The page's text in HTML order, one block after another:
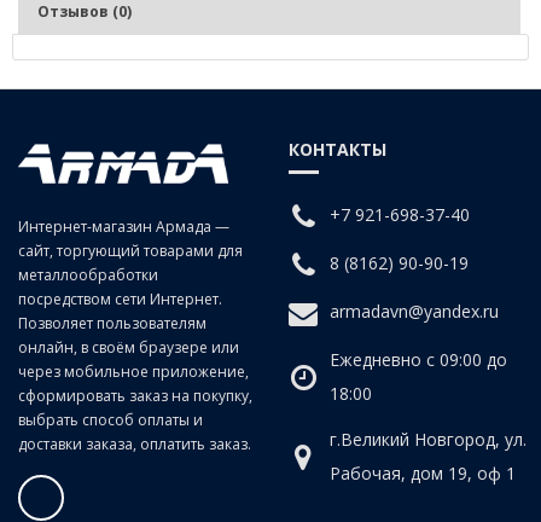
Отзывов (0)
Нарезание и калибрование метрической внутренней резьбы в
заготовках изделиях из чугунов, сталей средней и низкой
твердости, цветных сплавов.
Для сквозных отверстий.
Интернет-магазин Армада —
сайт, торгующий товарами для
металлообработки
посредством сети Интернет.
Позволяет пользователям
онлайн, в своём браузере или
через мобильное приложение,
сформировать заказ на покупку,
выбрать способ оплаты и
доставки заказа, оплатить заказ.
КОНТАКТЫ
+7 921-698-37-40
8 (8162) 90-90-19
armadavn@yandex.ru
Ежедневно с 09:00 до
18:00
г.Великий Новгород, ул.
Рабочая, дом 19, оф 1